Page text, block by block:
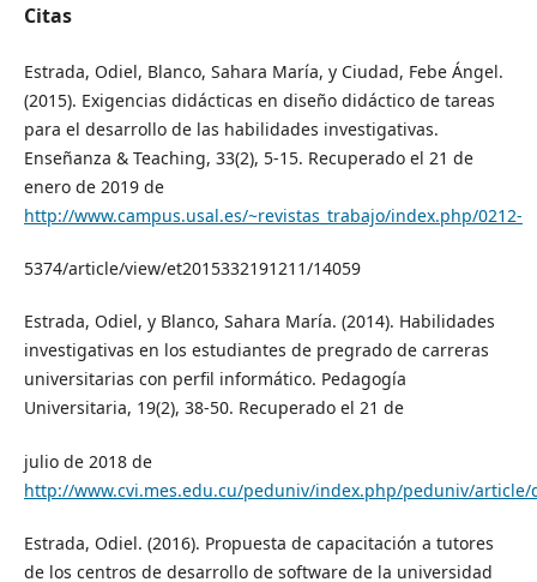
Citas
Estrada, Odiel, Blanco, Sahara María, y Ciudad, Febe Ángel.
(2015). Exigencias didácticas en diseño didáctico de tareas
para el desarrollo de las habilidades investigativas.
Enseñanza & Teaching, 33(2), 5-15. Recuperado el 21 de
enero de 2019 de
http://www.campus.usal.es/~revistas_trabajo/index.php/0212-
5374/article/view/et2015332191211/14059
Estrada, Odiel, y Blanco, Sahara María. (2014). Habilidades
investigativas en los estudiantes de pregrado de carreras
universitarias con perfil informático. Pedagogía
Universitaria, 19(2), 38-50. Recuperado el 21 de
julio de 2018 de
http://www.cvi.mes.edu.cu/peduniv/index.php/peduniv/article/
Estrada, Odiel. (2016). Propuesta de capacitación a tutores
de los centros de desarrollo de software de la universidad